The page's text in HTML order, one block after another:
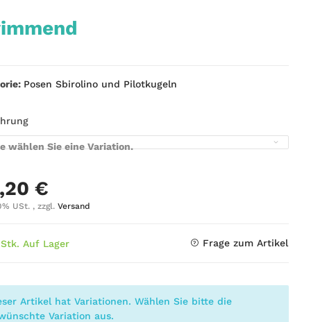
Posen Sbirolino und Pilotkugeln
wählen Sie eine Variation.
€
USt. , zzgl. Versand
Stk. Auf Lager Frage zum Artikel
Artikel hat Variationen. Wählen Sie bitte die
Variation aus.